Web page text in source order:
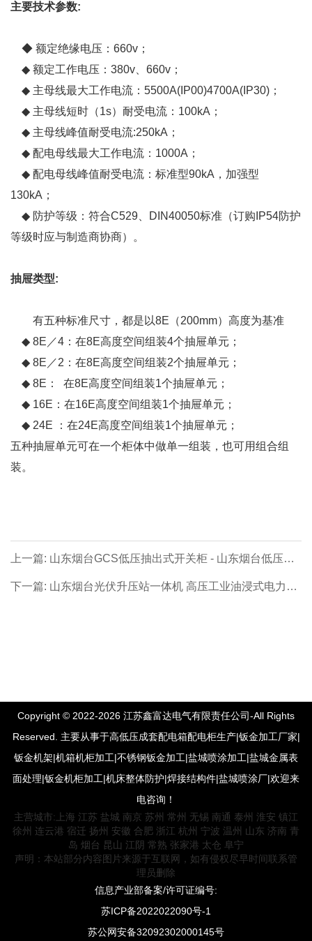
主要技术参数:
◆ 额定绝缘电压：660v；
◆ 额定工作电压：380v、660v；
◆ 主母线最大工作电流：5500A(IP00)4700A(IP30)；
◆ 主母线短时（1s）耐受电流：100kA；
◆ 主母线峰值耐受电流:250kA；
◆ 配电母线最大工作电流：1000A；
◆ 配电母线峰值耐受电流：标准型90kA，加强型
130kA；
◆ 防护等级：符合C529、DIN40050标准（订购IP54防护
等级时应与制造商协商）。
抽屉类型:
有五种标准尺寸，都是以8E（200mm）高度为基准
◆ 8E／4：在8E高度空间组装4个抽屉单元；
◆ 8E／2：在8E高度空间组装2个抽屉单元；
◆ 8E： 在8E高度空间组装1个抽屉单元；
◆ 16E：在16E高度空间组装1个抽屉单元；
◆ 24E ：在24E高度空间组装1个抽屉单元；
五种抽屉单元可在一个柜体中做单一组装，也可用组合组
装。
上一篇: 山东烟台GCS低压抽出式开关柜 - 山东烟台低压成
套系列【价格 厂家 公司】- 山东烟台专业生产制造商！
下一篇: 山东烟台光伏升压站一体机 高压工业油浸式电力变
Copyright © 2022-2026 江苏鑫富达电气有限责任公司-All Rights
Reserved. 主要从事于高低压成套配电箱配电柜生产|钣金加工厂家|
钣金机架|机箱机柜加工|不锈钢钣金加工|盐城喷涂加工|盐城金属表
面处理|钣金机柜加工|机床整体防护|焊接结构件|盐城喷涂厂|欢迎来
电咨询！
主营城市: 上海 江苏 盐城 南京 苏州 常州 无锡 南通 泰州 淮安 镇江
徐州 连云港 宿迁 扬州 安徽 合肥 浙江 杭州 宁波 温州 山东 济南 青
岛 烟台 昆山 江阴 常熟 张家港 太仓 阜宁
声明：本站部分内容图片来源于互联网，如有侵权尽早时间联系管
理员删除
信息产业部备案/许可证编号:
苏ICP备2022022090号-1
苏公网安备32092302000145号